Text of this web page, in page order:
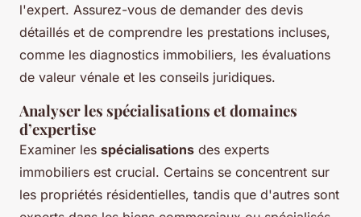
l'expert. Assurez-vous de demander des devis
détaillés et de comprendre les prestations incluses,
comme les diagnostics immobiliers, les évaluations
de valeur vénale et les conseils juridiques.
Analyser les spécialisations et domaines
d’expertise
Examiner les spécialisations des experts
immobiliers est crucial. Certains se concentrent sur
les propriétés résidentielles, tandis que d'autres sont